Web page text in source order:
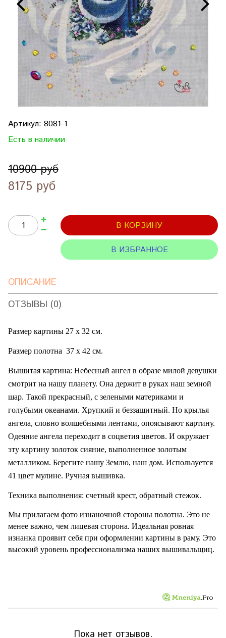
Артикул: 8081-1
Есть в наличии
10900 руб
8175 руб
В КОРЗИНУ
В ИЗБРАННОЕ
ОПИСАНИЕ
ОТЗЫВЫ (0)
Размер картины 27 х 32 см.
Размер полотна 37 х 42 см.
Вышитая картина: Небесный ангел в образе милой девушки
смотрит на нашу планету. Она держит в руках наш земной
шар. Такой прекрасный, с зелеными материками и
голубыми океанами. Хрупкий и беззащитный. Но крылья
ангела, словно волшебными лентами, опоясывают картину.
Одеяние ангела переходит в соцветия цветов. И окружает
эту картину золоток сияние, выполненное золотым
металликом. Берегите нашу Землю, наш дом. Используется
41 цвет мулине. Ручная вышивка.
Техника выполнения: счетный крест, обратный стежок.
Мы прилагаем фото изнаночной стороны полотна. Это не
менее важно, чем лицевая сторона. Идеальная ровная
изнанка проявит себя при оформлении картины в раму. Это
высокий уровень профессионализма наших вышивальщиц.
Пока нет отзывов.